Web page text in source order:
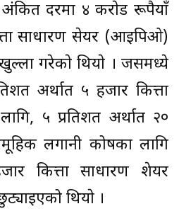
अंकित दरमा ४ कराेड रूपैयाँ
साधारण सेयर (आइपिओ)
खुल्ला गरेकाे थियाे । जसमध्ये
अर्थात ५ हजार कित्ता
५ प्रतिशत अर्थात २०
लगानी कोषका लागि
कित्ता साधारण शेयर
थियाे ।